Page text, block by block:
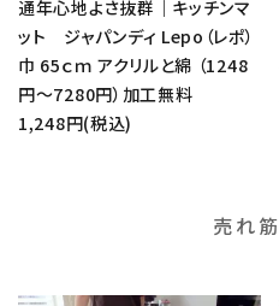
通年心地よさ抜群｜キッチンマ
ット ジャパンディ Lepo（レポ）
巾 65ｃｍ アクリルと綿 （1248
円～7280円）加工無料
1,248円(税込)
売れ